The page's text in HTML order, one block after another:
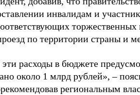
инвалидам и
по территории страны и
эти расходы в бюджете
около 1 млрд рублей», –
региональным